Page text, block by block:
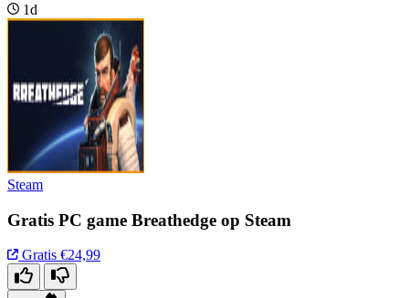
1d
Steam
Gratis PC game Breathedge op Steam
Gratis €24,99